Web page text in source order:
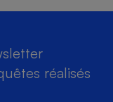
réalisés